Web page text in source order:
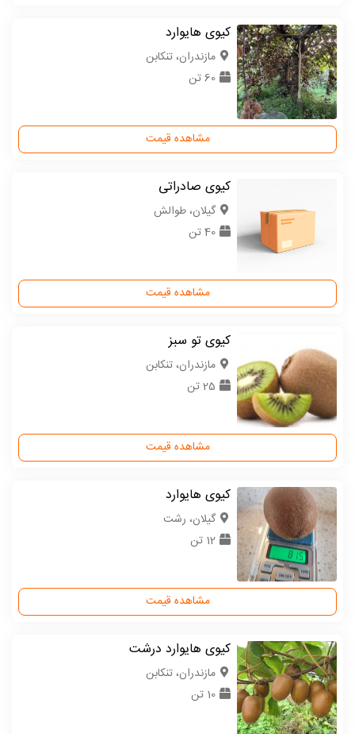
کیوی هایوارد
مازندران، تنکابن
60 تن
مشاهده قیمت
کیوی صادراتی
گیلان، طوالش
40 تن
مشاهده قیمت
کیوی تو سبز
مازندران، تنکابن
25 تن
مشاهده قیمت
کیوی هایوارد
گیلان، رشت
12 تن
مشاهده قیمت
کیوی هایوارد درشت
مازندران، تنکابن
10 تن